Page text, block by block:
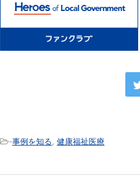
-事例を知る 健康福祉医療